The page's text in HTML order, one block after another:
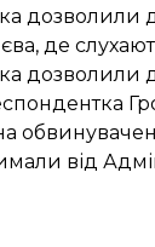
дозволили
де
дозволили
від